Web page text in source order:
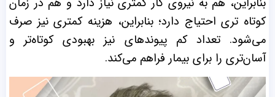
کوتاه تری احتیاج دارد؛ بنابراین، هزینه کمتری نیز صرف
می‌شود. تعداد کم پیوندهای نیز بهبودی کوتاه‌تر و
آسان‌تری را برای بیمار فراهم می‌کند.